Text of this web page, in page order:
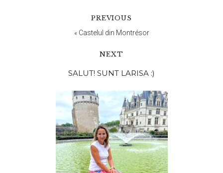
PREVIOUS
« Castelul din Montrésor
NEXT
principală
SALUT! SUNT LARISA :)